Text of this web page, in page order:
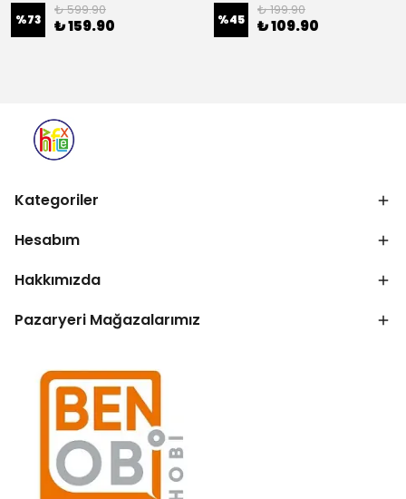
%73
₺ 599.90
₺ 159.90 %45
₺ 199.90
₺ 109.90
Kategoriler
Hesabım
Hakkımızda
Pazaryeri Mağazalarımız